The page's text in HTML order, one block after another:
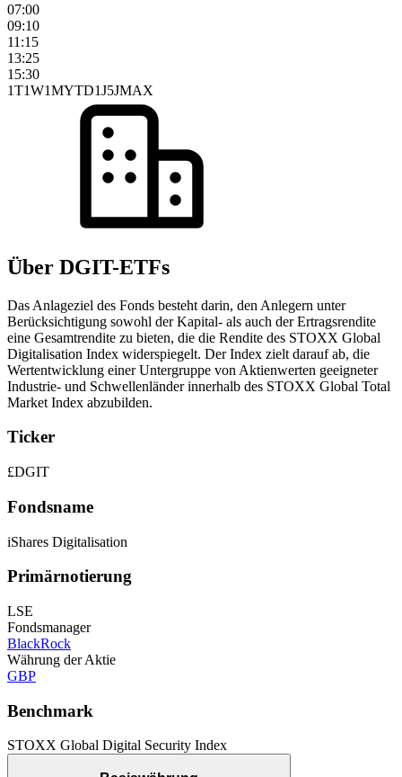
07:00
09:10
11:15
13:25
15:30
1T1W1MYTD1J5JMAX
Über DGIT-ETFs
Das Anlageziel des Fonds besteht darin, den Anlegern unter
Berücksichtigung sowohl der Kapital- als auch der Ertragsrendite
eine Gesamtrendite zu bieten, die die Rendite des STOXX Global
Digitalisation Index widerspiegelt. Der Index zielt darauf ab, die
Wertentwicklung einer Untergruppe von Aktienwerten geeigneter
Industrie- und Schwellenländer innerhalb des STOXX Global Total
Market Index abzubilden.
Ticker
£DGIT
Fondsname
iShares Digitalisation
Primärnotierung
LSE
Fondsmanager
BlackRock
Währung der Aktie
GBP
Benchmark
STOXX Global Digital Security Index